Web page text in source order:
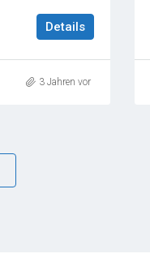
Details
3 Jahren vor